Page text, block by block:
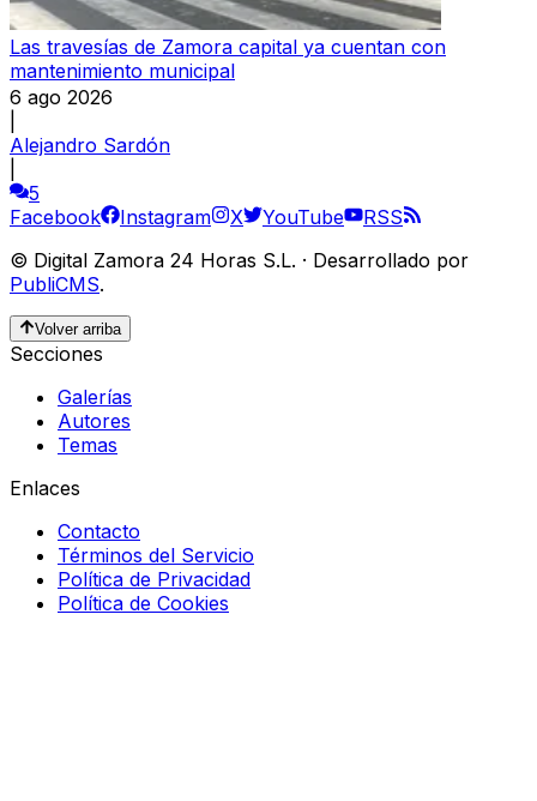
Las travesías de Zamora capital ya cuentan con
mantenimiento municipal
6 ago 2026
Alejandro Sardón
5
Facebook
Instagram X YouTube
RSS
© Digital Zamora 24 Horas S.L. · Desarrollado por
PubliCMS.
Volver arriba
Secciones
Galerías
Autores
Temas
Enlaces
Contacto
Términos del Servicio
Política de Privacidad
Política de Cookies